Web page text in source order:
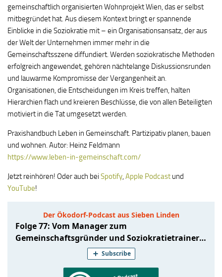
gemeinschaftlich organisierten Wohnprojekt Wien, das er selbst
mitbegründet hat. Aus diesem Kontext bringt er spannende
Einblicke in die Soziokratie mit – ein Organisationsansatz, der aus
der Welt der Unternehmen immer mehr in die
Gemeinschaftsszene diffundiert. Werden soziokratische Methoden
erfolgreich angewendet, gehören nächtelange Diskussionsrunden
und lauwarme Kompromisse der Vergangenheit an.
Organisationen, die Entscheidungen im Kreis treffen, halten
Hierarchien flach und kreieren Beschlüsse, die von allen Beteiligten
motiviert in die Tat umgesetzt werden.
Praxishandbuch Leben in Gemeinschaft. Partizipativ planen, bauen
und wohnen. Autor: Heinz Feldmann
https://www.leben-in-gemeinschaft.com/
Jetzt reinhören! Oder auch bei Spotify, Apple Podcast und
YouTube!